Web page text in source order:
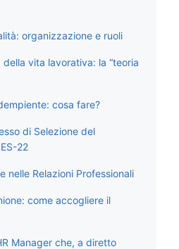
organizzazione e ruoli
vita lavorativa: la “teoria
cosa fare?
di Selezione del
22
nelle Relazioni Professionali
come accogliere il
Manager che, a diretto